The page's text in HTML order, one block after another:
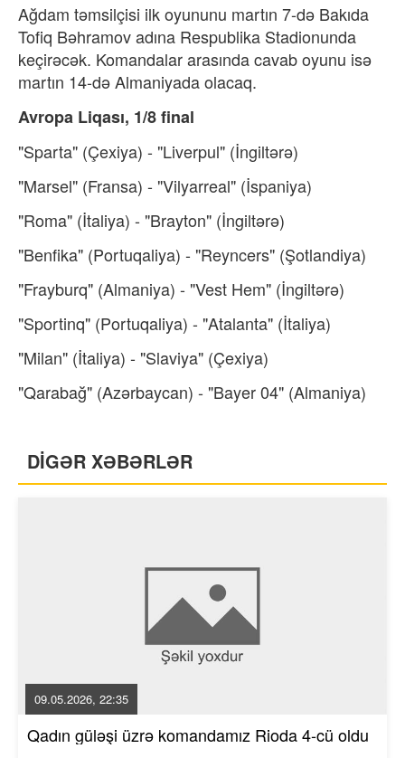
Ağdam təmsilçisi ilk oyununu martın 7-də Bakıda
Tofiq Bəhramov adına Respublika Stadionunda
keçirəcək. Komandalar arasında cavab oyunu isə
martın 14-də Almaniyada olacaq.
Avropa Liqası, 1/8 final
"Sparta" (Çexiya) - "Liverpul" (İngiltərə)
"Marsel" (Fransa) - "Vilyarreal" (İspaniya)
"Roma" (İtaliya) - "Brayton" (İngiltərə)
"Benfika" (Portuqaliya) - "Reyncers" (Şotlandiya)
"Frayburq" (Almaniya) - "Vest Hem" (İngiltərə)
"Sportinq" (Portuqaliya) - "Atalanta" (İtaliya)
"Milan" (İtaliya) - "Slaviya" (Çexiya)
"Qarabağ" (Azərbaycan) - "Bayer 04" (Almaniya)
DİGƏR XƏBƏRLƏR
09.05.2026, 22:35
Qadın güləşi üzrə komandamız Rioda 4-cü oldu